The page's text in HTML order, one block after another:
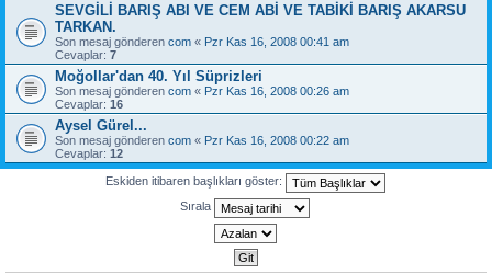
SEVGİLİ BARIŞ ABI VE CEM ABİ VE TABİKİ BARIŞ AKARSU
TARKAN.
Son mesaj gönderen com « Pzr Kas 16, 2008 00:41 am
Cevaplar: 7
Moğollar'dan 40. Yıl Süprizleri
Son mesaj gönderen com « Pzr Kas 16, 2008 00:26 am
Cevaplar: 16
Aysel Gürel...
Son mesaj gönderen com « Pzr Kas 16, 2008 00:22 am
Cevaplar: 12
Eskiden itibaren başlıkları göster:
Sırala